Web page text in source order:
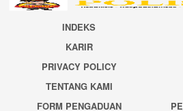
INDEKS
KARIR
PRIVACY POLICY
TENTANG KAMI
FORM PENGADUAN